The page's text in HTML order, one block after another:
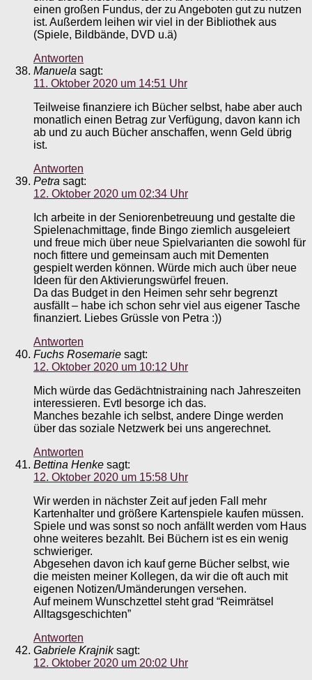
einen großen Fundus, der zu Angeboten gut zu nutzen
ist. Außerdem leihen wir viel in der Bibliothek aus
(Spiele, Bildbände, DVD u.ä)
Antworten
Manuela sagt:
11. Oktober 2020 um 14:51 Uhr
Teilweise finanziere ich Bücher selbst, habe aber auch
monatlich einen Betrag zur Verfügung, davon kann ich
ab und zu auch Bücher anschaffen, wenn Geld übrig
ist.
Antworten
Petra sagt:
12. Oktober 2020 um 02:34 Uhr
Ich arbeite in der Seniorenbetreuung und gestalte die
Spielenachmittage, finde Bingo ziemlich ausgeleiert
und freue mich über neue Spielvarianten die sowohl für
noch fittere und gemeinsam auch mit Dementen
gespielt werden können. Würde mich auch über neue
Ideen für den Aktivierungswürfel freuen.
Da das Budget in den Heimen sehr sehr begrenzt
ausfällt – habe ich schon sehr viel aus eigener Tasche
finanziert. Liebes Grüssle von Petra :))
Antworten
Fuchs Rosemarie sagt:
12. Oktober 2020 um 10:12 Uhr
Mich würde das Gedächtnistraining nach Jahreszeiten
interessieren. Evtl besorge ich das.
Manches bezahle ich selbst, andere Dinge werden
über das soziale Netzwerk bei uns angerechnet.
Antworten
Bettina Henke sagt:
12. Oktober 2020 um 15:58 Uhr
Wir werden in nächster Zeit auf jeden Fall mehr
Kartenhalter und größere Kartenspiele kaufen müssen.
Spiele und was sonst so noch anfällt werden vom Haus
ohne weiteres bezahlt. Bei Büchern ist es ein wenig
schwieriger.
Abgesehen davon ich kauf gerne Bücher selbst, wie
die meisten meiner Kollegen, da wir die oft auch mit
eigenen Notizen/Umänderungen versehen.
Auf meinem Wunschzettel steht grad “Reimrätsel
Alltagsgeschichten”
Antworten
Gabriele Krajnik sagt:
12. Oktober 2020 um 20:02 Uhr